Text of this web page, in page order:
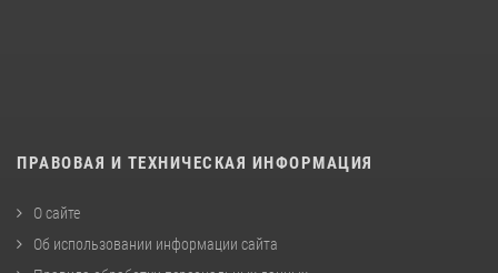
ПРАВОВАЯ И ТЕХНИЧЕСКАЯ ИНФОРМАЦИЯ
О сайте
Об использовании информации сайта